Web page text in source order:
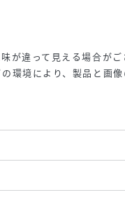
が違って見える場合がご
環境により、製品と画